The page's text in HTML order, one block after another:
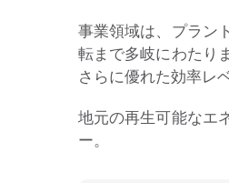
事業領域は、プラン
転まで多岐にわたり
さらに優れた効率レ
地元の再生可能なエ
ー。